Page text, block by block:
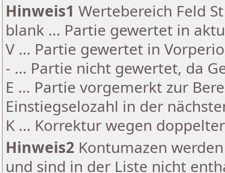
Hinweis1 Wertebereich Feld
blank ... Partie gewertet in
V ... Partie gewertet in
- ... Partie nicht gewertet, da
E ... Partie vorgemerkt zur
Einstiegselozahl in der
K ... Korrektur wegen
Hinweis2 Kontumazen
und sind in der Liste nicht